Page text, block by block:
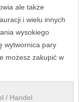
ale także
i wielu innych
wysokiego
wytwornica pary
możesz zakupić w
/ Handel